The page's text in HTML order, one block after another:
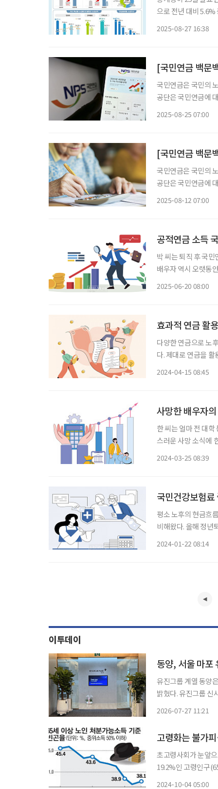
으로 전년 대비
2025-08-27 16:38
국민연금은 국민의
공단은 국민연금에
2025-08-25 07:00
[국민연금 백문
국민연금은 국민의
공단은 국민연금에
2025-08-12 07:00
공적연금 소득
박 씨는 퇴직 후 국
배우자 역시 오랫동
2025-06-20 08:00
효과적 연금 활
다양한 연금으로 노
다. 제대로 연금을
2024-04-15 08:45
사망한 배우자
한 씨는 얼마 전 대
스러운 사망 소식에
2024-03-25 08:39
국민건강보험
평소 노후의 현금흐
비해왔다. 올해 정년
2024-01-22 08:14
이투데이
동양, 서울 마포
유진그룹 계열 동양
밝혔다. 유진그룹 신사옥은 서울 마포구 마포대로 130에 소재한 ‘유진마포빌딩’으로 이 중
2026-07-27 11:21
고령화는 불가
초고령사회가 눈앞
19.2%인 고령인구
2024-10-04 05:00